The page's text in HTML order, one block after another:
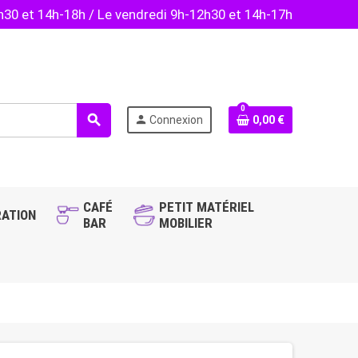
et 14h-18h / Le vendredi 9h-12h30 et 14h-17h
search person Connexion
0
0,00 €
CAFÉ
BAR
PETIT MATÉRIEL
MOBILIER